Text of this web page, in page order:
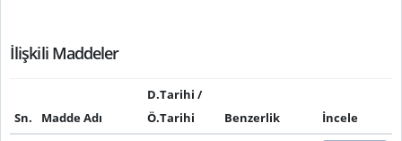
İlişkili Maddeler
Sn. Madde Adı
D.Tarihi /
Ö.Tarihi
Benzerlik
İncele